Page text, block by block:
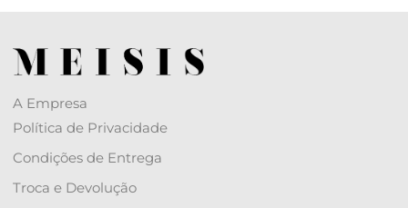
A Empresa
Política de Privacidade
Condições de Entrega
Troca e Devolução